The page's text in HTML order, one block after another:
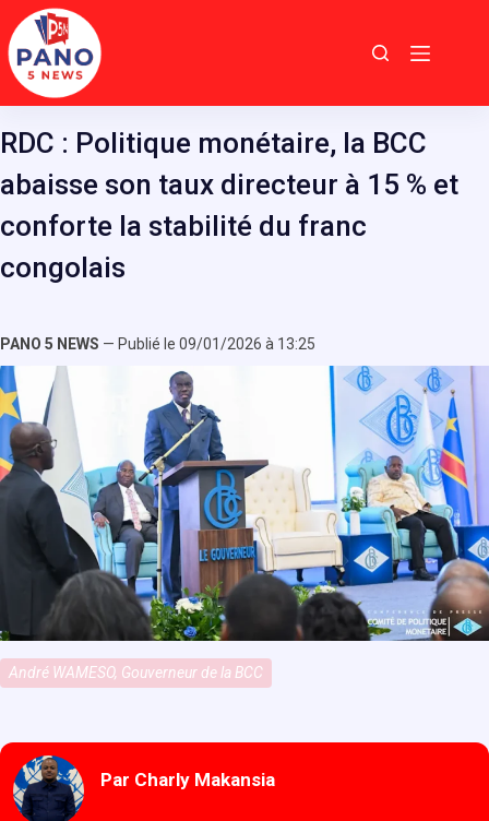
Passer
au
contenu
RDC : Politique monétaire, la BCC
abaisse son taux directeur à 15 % et
conforte la stabilité du franc
congolais
PANO 5 NEWS — Publié le 09/01/2026 à 13:25
André WAMESO, Gouverneur de la BCC
Par Charly Makansia